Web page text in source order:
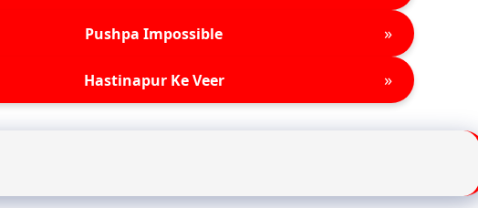
Pushpa Impossible »
Hastinapur Ke Veer »